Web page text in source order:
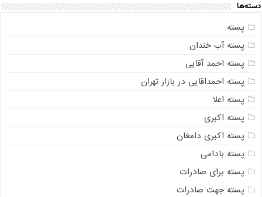
دسته‌ها
پسته
پسته آب خندان
پسته احمد آقایی
پسته احمداقایی در بازار تهران
پسته اعلا
پسته اکبری
پسته اکبری دامغان
پسته بادامی
پسته برای صادرات
پسته جهت صادرات